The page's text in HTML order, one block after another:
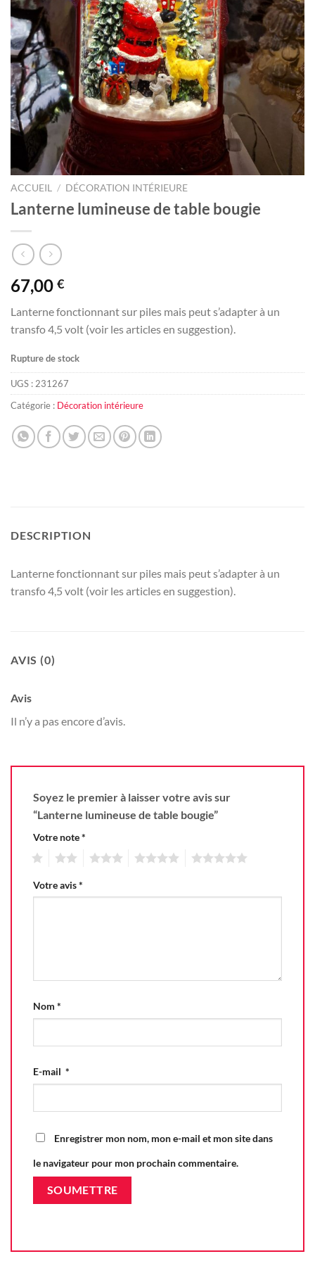
ACCUEIL / DÉCORATION INTÉRIEURE
Lanterne lumineuse de table bougie
67,00 €
Lanterne fonctionnant sur piles mais peut s’adapter à un
transfo 4,5 volt (voir les articles en suggestion).
Rupture de stock
UGS :231267
Catégorie : Décoration intérieure
DESCRIPTION
Lanterne fonctionnant sur piles mais peut s’adapter à un
transfo 4,5 volt (voir les articles en suggestion).
AVIS (0)
Avis
Il n’y a pas encore d’avis.
Soyez le premier à laisser votre avis sur
“Lanterne lumineuse de table bougie”
Votre note*
Votre avis*
Nom *
E-mail *
Enregistrer mon nom, mon e-mail et mon site dans
le navigateur pour mon prochain commentaire.